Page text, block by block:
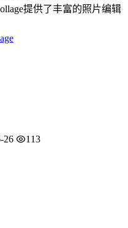
提供了丰富的照片编辑
26
113